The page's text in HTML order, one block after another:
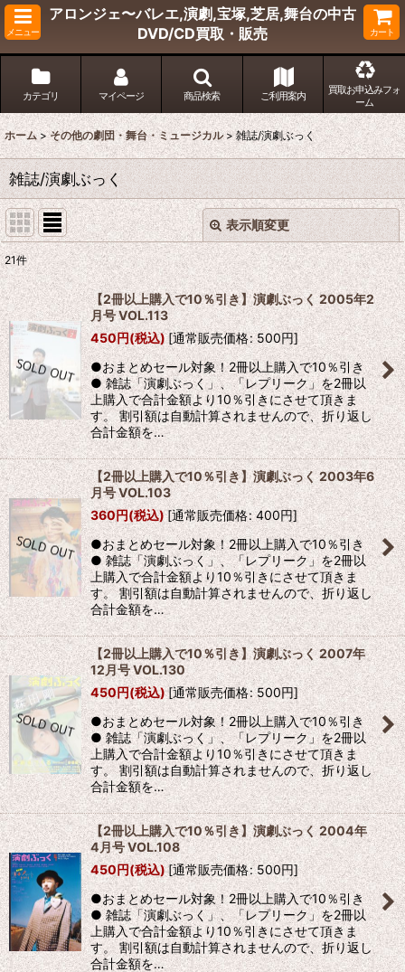
メニュー
アロンジェ〜バレエ,演劇,宝塚,芝居,舞台の中古
DVD/CD買取・販売
カート
カテゴリ マイページ 商品検索 ご利用案内
買取お申込みフォ
ーム
ホーム > その他の劇団・舞台・ミュージカル > 雑誌/演劇ぶっく
雑誌/演劇ぶっく
表示順変更
表示数:
並び順:
絞り込む
閉じる
21件
【2冊以上購入で10％引き】演劇ぶっく 2005年2
月号 VOL.113
450円(税込)[通常販売価格: 500円]
●おまとめセール対象！2冊以上購入で10％引き
● 雑誌「演劇ぶっく」、「レプリーク」を2冊以
上購入で合計金額より10％引きにさせて頂きま
す。 割引額は自動計算されませんので、折り返し
合計金額を…
【2冊以上購入で10％引き】演劇ぶっく 2003年6
月号 VOL.103
360円(税込)[通常販売価格: 400円]
●おまとめセール対象！2冊以上購入で10％引き
● 雑誌「演劇ぶっく」、「レプリーク」を2冊以
上購入で合計金額より10％引きにさせて頂きま
す。 割引額は自動計算されませんので、折り返し
合計金額を…
【2冊以上購入で10％引き】演劇ぶっく 2007年
12月号 VOL.130
450円(税込)[通常販売価格: 500円]
●おまとめセール対象！2冊以上購入で10％引き
● 雑誌「演劇ぶっく」、「レプリーク」を2冊以
上購入で合計金額より10％引きにさせて頂きま
す。 割引額は自動計算されませんので、折り返し
合計金額を…
【2冊以上購入で10％引き】演劇ぶっく 2004年
4月号 VOL.108
450円(税込)[通常販売価格: 500円]
●おまとめセール対象！2冊以上購入で10％引き
● 雑誌「演劇ぶっく」、「レプリーク」を2冊以
上購入で合計金額より10％引きにさせて頂きま
す。 割引額は自動計算されませんので、折り返し
合計金額を…